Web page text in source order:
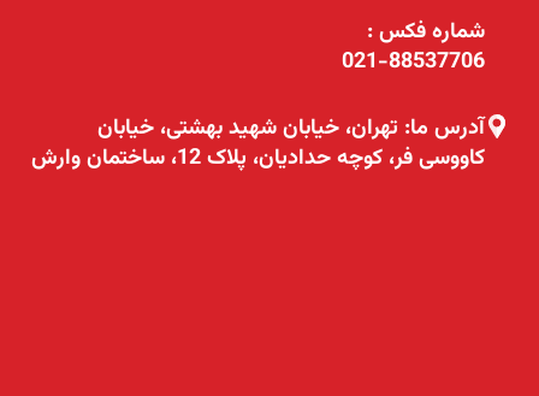
شماره فکس :
021-88537706
آدرس ما: تهران، خیابان شهید بهشتی، خیابان
کاووسی فر، کوچه حدادیان، پلاک 12، ساختمان وارش